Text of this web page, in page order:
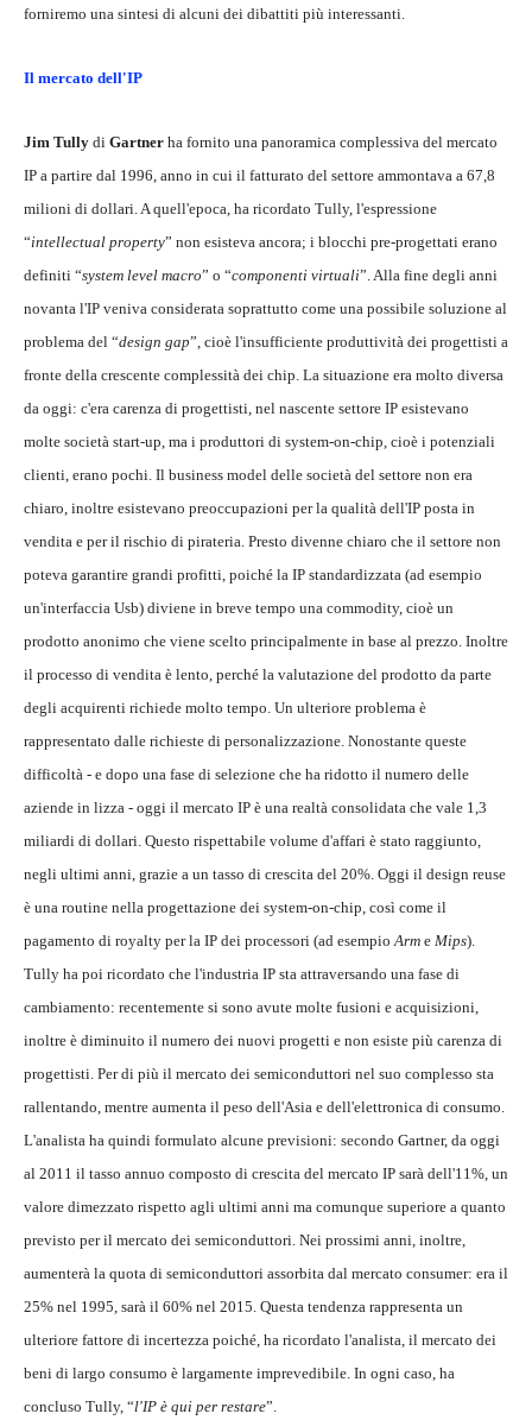
forniremo una sintesi di alcuni dei dibattiti più interessanti.
Il mercato dell'IP
Jim Tully di Gartner ha fornito una panoramica complessiva del mercato
IP a partire dal 1996, anno in cui il fatturato del settore ammontava a 67,8
milioni di dollari. A quell'epoca, ha ricordato Tully, l'espressione
“intellectual property” non esisteva ancora; i blocchi pre-progettati erano
definiti “system level macro” o “componenti virtuali”. Alla fine degli anni
novanta l'IP veniva considerata soprattutto come una possibile soluzione al
problema del “design gap”, cioè l'insufficiente produttività dei progettisti a
fronte della crescente complessità dei chip. La situazione era molto diversa
da oggi: c'era carenza di progettisti, nel nascente settore IP esistevano
molte società start-up, ma i produttori di system-on-chip, cioè i potenziali
clienti, erano pochi. Il business model delle società del settore non era
chiaro, inoltre esistevano preoccupazioni per la qualità dell'IP posta in
vendita e per il rischio di pirateria. Presto divenne chiaro che il settore non
poteva garantire grandi profitti, poiché la IP standardizzata (ad esempio
un'interfaccia Usb) diviene in breve tempo una commodity, cioè un
prodotto anonimo che viene scelto principalmente in base al prezzo. Inoltre
il processo di vendita è lento, perché la valutazione del prodotto da parte
degli acquirenti richiede molto tempo. Un ulteriore problema è
rappresentato dalle richieste di personalizzazione. Nonostante queste
difficoltà - e dopo una fase di selezione che ha ridotto il numero delle
aziende in lizza - oggi il mercato IP è una realtà consolidata che vale 1,3
miliardi di dollari. Questo rispettabile volume d'affari è stato raggiunto,
negli ultimi anni, grazie a un tasso di crescita del 20%. Oggi il design reuse
è una routine nella progettazione dei system-on-chip, così come il
pagamento di royalty per la IP dei processori (ad esempioArm e Mips).
Tully ha poi ricordato che l'industria IP sta attraversando una fase di
cambiamento: recentemente si sono avute molte fusioni e acquisizioni,
inoltre è diminuito il numero dei nuovi progetti e non esiste più carenza di
progettisti. Per di più il mercato dei semiconduttori nel suo complesso sta
rallentando, mentre aumenta il peso dell'Asia e dell'elettronica di consumo.
L'analista ha quindi formulato alcune previsioni: secondo Gartner, da oggi
al 2011 il tasso annuo composto di crescita del mercato IP sarà dell'11%, un
valore dimezzato rispetto agli ultimi anni ma comunque superiore a quanto
previsto per il mercato dei semiconduttori. Nei prossimi anni, inoltre,
aumenterà la quota di semiconduttori assorbita dal mercato consumer: era il
25% nel 1995, sarà il 60% nel 2015. Questa tendenza rappresenta un
ulteriore fattore di incertezza poiché, ha ricordato l'analista, il mercato dei
beni di largo consumo è largamente imprevedibile. In ogni caso, ha
concluso Tully, “l'IP è qui per restare”.